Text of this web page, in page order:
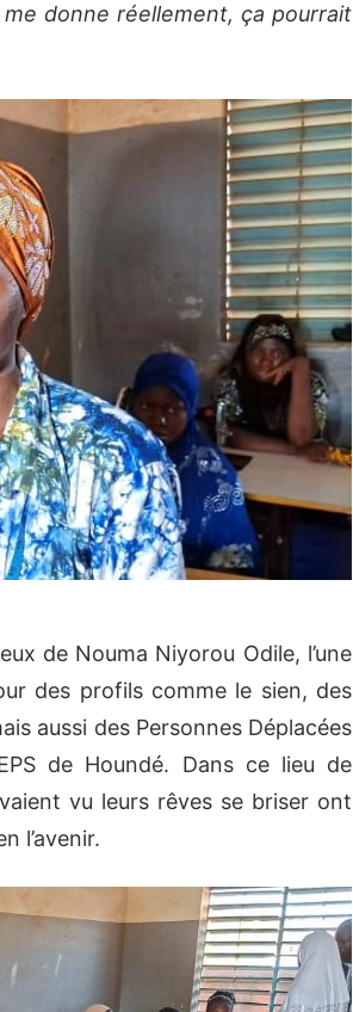
me donne réellement, ça pourrait
de Nouma Niyorou Odile, l’une
des profils comme le sien, des
aussi des Personnes Déplacées
de Houndé. Dans ce lieu de
vu leurs rêves se briser ont
l’avenir.